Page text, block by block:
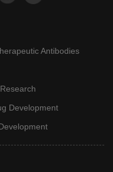
Antibodies
Development